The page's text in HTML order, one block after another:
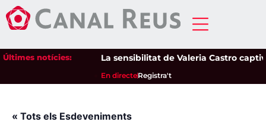
Últimes notícies: La sensibilitat de Valeria Castro
En directeRegistra't
« Tots els Esdeveniments